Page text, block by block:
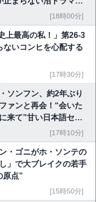
[18時00分]
上最高の私！」第26-3
ないコンヒを心配する
[17時30分]
ソンフン、約2年ぶり
ァンと再会！“会いた
来て”甘い日本語セリ
[17時10分]
・ゴニがホ・ソンテの
」で大ブレイクの若手
原点”
[15時50分]